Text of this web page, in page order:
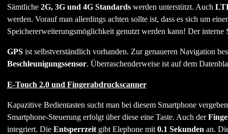
Sämtliche 2G, 3G und 4G Standardswerden unterstützt. Auch
werden. Vorauf man allerdings achten sollte ist, dass es sich um
Speichererweiterungsmöglichkeit genutzt werden kann! Der interne
GPSist selbstverständlich vorhanden. Zur genaueren Navigation
Beschleunigungssensor. Überraschenderweise ist auf dem
E-Touch 2.0 und Fingerabdruckscanner
Kapazitive Bedientasten sucht man bei diesem Smartphone
Smartphone-Steuerung erfolgt über diese eine Taste. Auch der
integriert. Die Entsperrzeitgibt Elephone mit 0.1 Sekunden an.